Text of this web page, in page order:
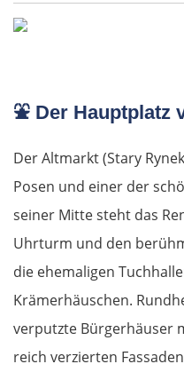
⛲ Der Hauptplatz
Der Altmarkt (Stary
Posen und einer der
seiner Mitte steht das
Uhrturm und den
die ehemaligen
Krämerhäuschen.
verputzte Bürgerhäuser
reich verzierten